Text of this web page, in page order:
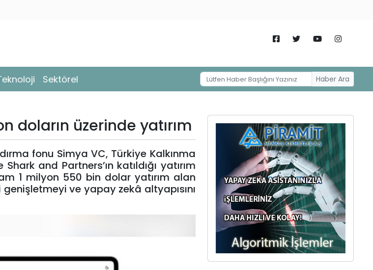
Sektörel Haber Ara
doların üzerinde yatırım
fonu Simya VC, Türkiye Kalkınma
and Partners’ın katıldığı yatırım
1 milyon 550 bin dolar yatırım alan
ve yapay zekâ altyapısını